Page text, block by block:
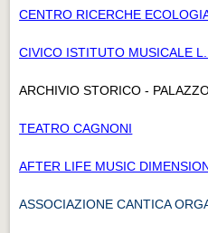
CENTRO RICERCHE
CIVICO ISTITUTO MUSICALE
ARCHIVIO STORICO -
TEATRO CAGNONI
AFTER LIFE MUSIC
ASSOCIAZIONE CANTICA